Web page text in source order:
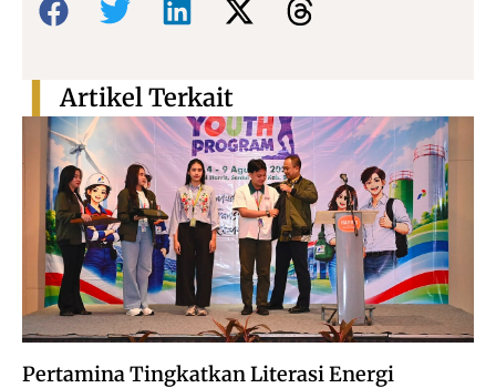
Pertamina Tingkatkan Literasi Energi
Artikel Terkait